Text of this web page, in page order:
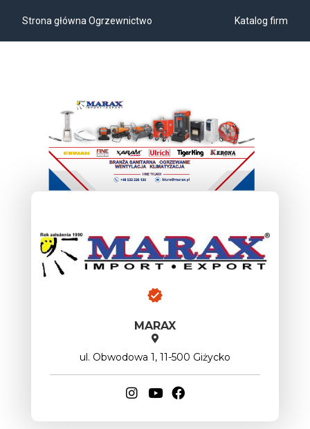
Strona główna Ogrzewnictwo Katalog firm
MARAX
ul. Obwodowa 1, 11-500 Giżycko